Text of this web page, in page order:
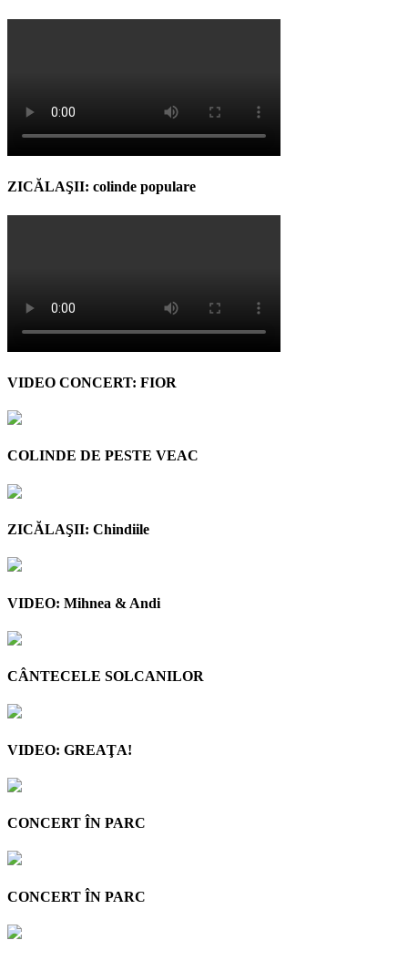
ZICĂLAŞII: colinde populare
VIDEO CONCERT: FIOR
COLINDE DE PESTE VEAC
ZICĂLAŞII: Chindiile
VIDEO: Mihnea & Andi
CÂNTECELE SOLCANILOR
VIDEO: GREAŢA!
CONCERT ÎN PARC
CONCERT ÎN PARC